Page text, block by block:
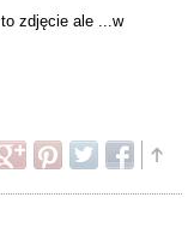
zdjęcie ale ...w